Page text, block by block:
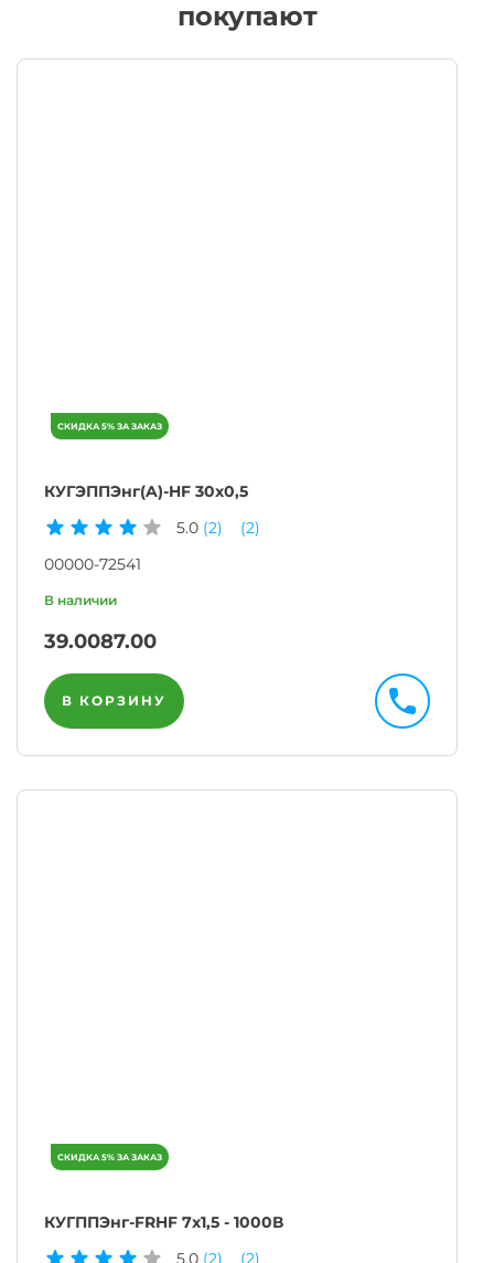
покупают
КУГЭППЭнг(A)-HF 30х0,5
5.0 (2)
(2)
00000-72541
39.0087.00
В КОРЗИНУ
КУГППЭнг-FRHF 7х1,5 - 1000В
5.0 (2) (2)